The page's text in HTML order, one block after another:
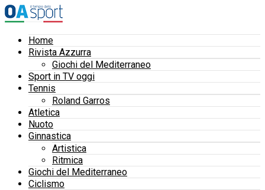
Home
Rivista Azzurra
Giochi del Mediterraneo
Sport in TV oggi
Tennis
Roland Garros
Atletica
Nuoto
Ginnastica
Artistica
Ritmica
Giochi del Mediterraneo
Ciclismo